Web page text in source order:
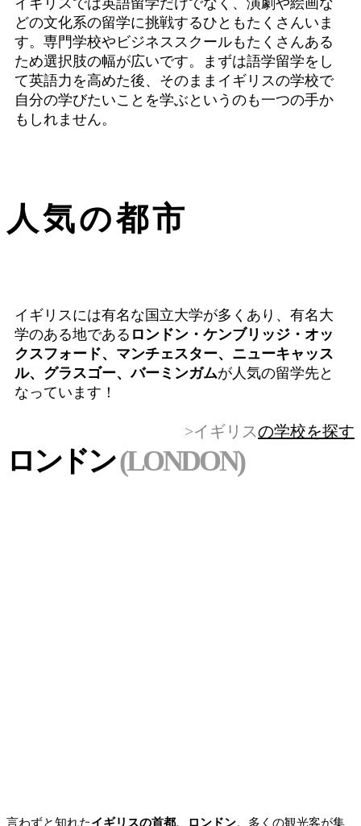
イギリスでは英語留学だけでなく、演劇や絵画な
どの文化系の留学に挑戦するひともたくさんいま
す。専門学校やビジネススクールもたくさんある
ため選択肢の幅が広いです。まずは語学留学をし
て英語力を高めた後、そのままイギリスの学校で
自分の学びたいことを学ぶ というのも一つの手か
もしれません。
人気の都市
イギリスには有名な国立大学が多くあり、有名大
学のある地である ロンドン・ケンブリッジ・オッ
クスフォード、マンチェスター、ニューキャッス
ル、グラスゴー、バーミンガムが人気の留学先と
なっています！
>イギリスの学校を探す
ロンドン(LONDON)
言わずと知れたイギリスの首都、ロンドン。多くの観光客が集